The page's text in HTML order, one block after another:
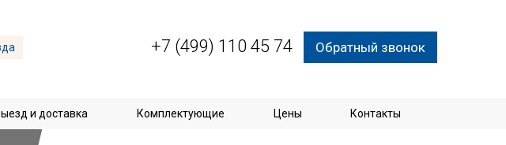
+7 (499) 110 45 74 Обратный звонок
и доставка Комплектующие Цены Контакты